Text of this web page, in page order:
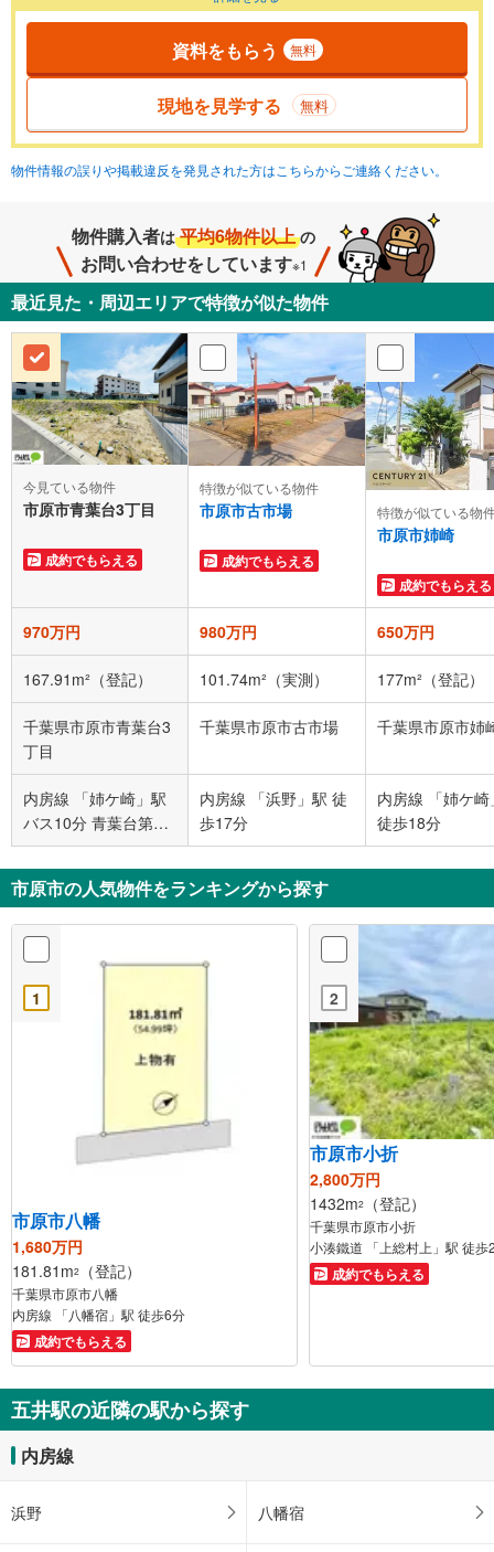
資料をもらう 無料
現地を見学する 無料
物件情報の誤りや掲載違反を発見された方はこちらからご連絡ください。
物件購入者は 平均6物件以上 の
お問い合わせをしています※1
最近見た・周辺エリアで特徴が似た物件
今見ている物件
市原市青葉台3丁目
成約でもらえる
特徴が似ている物件
市原市古市場
成約でもらえる
特徴が似ている物
市原市姉崎
成約でもらえる
970万円 980万円 650万円
167.91m²（登記） 101.74m²（実測） 177m²（登記）
千葉県市原市青葉台3
丁目
千葉県市原市古市場 千葉県市原市姉
内房線 「姉ケ崎」駅
バス10分 青葉台第一
バス停下車 徒歩2分
内房線 「浜野」駅 徒
歩17分
内房線 「姉ケ崎
徒歩18分
市原市の人気物件をランキングから探す
1
市原市八幡
1,680万円
181.81m2 （登記）
千葉県市原市八幡
内房線 「八幡宿」駅 徒歩6分
成約でもらえる
2
市原市小折
2,800万円
1432m2 （登記）
千葉県市原市小折
小湊鐵道 「上総村上」駅 徒歩
成約でもらえる
五井駅の近隣の駅から探す
内房線
浜野 八幡宿